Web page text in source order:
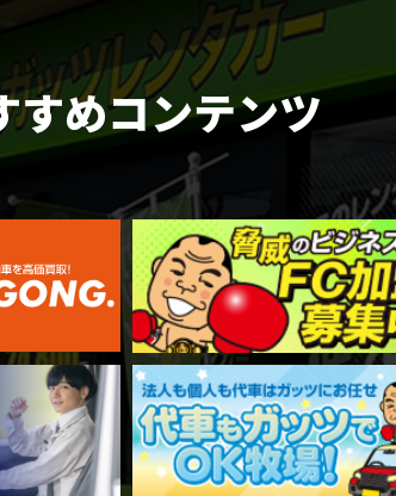
すめコンテンツ